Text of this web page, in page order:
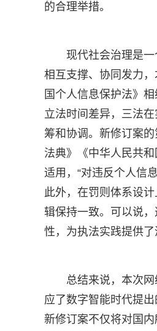
的合理举措。
现代社会治理是
相互支撑、协同发力
国个人信息保护法》
立法时间差异，三法
筹和协调。新修订案
法典》《中华人民共
适用，“对违反个人信
此外，在罚则体系设
辑保持一致。可以说
性，为执法实践提供了
总结来说，本次
应了数字智能时代提
新修订案不仅将对国